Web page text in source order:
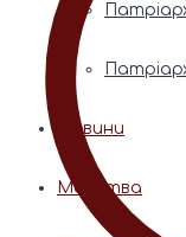
Новини
Молитва